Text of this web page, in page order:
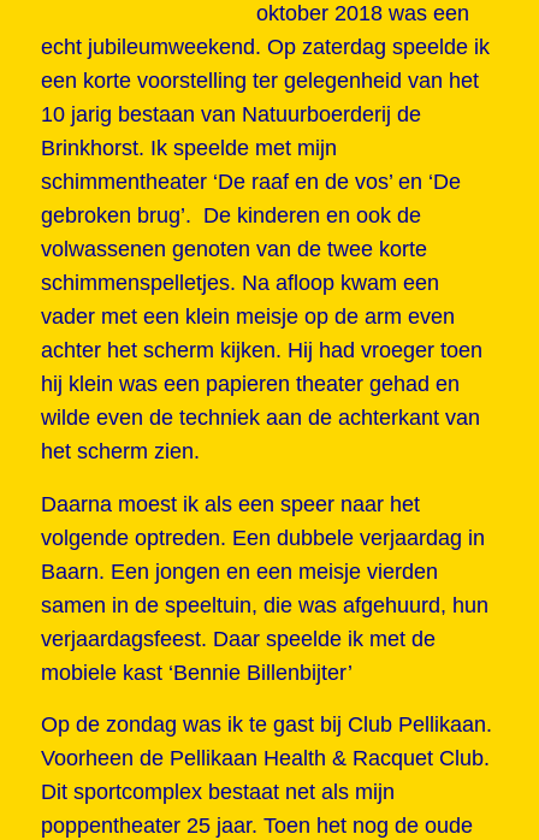
oktober 2018 was een
echt jubileumweekend. Op zaterdag speelde ik
een korte voorstelling ter gelegenheid van het
10 jarig bestaan van Natuurboerderij de
Brinkhorst. Ik speelde met mijn
schimmentheater ‘De raaf en de vos’ en ‘De
gebroken brug’. De kinderen en ook de
volwassenen genoten van de twee korte
schimmenspelletjes. Na afloop kwam een
vader met een klein meisje op de arm even
achter het scherm kijken. Hij had vroeger toen
hij klein was een papieren theater gehad en
wilde even de techniek aan de achterkant van
het scherm zien.
Daarna moest ik als een speer naar het
volgende optreden. Een dubbele verjaardag in
Baarn. Een jongen en een meisje vierden
samen in de speeltuin, die was afgehuurd, hun
verjaardagsfeest. Daar speelde ik met de
mobiele kast ‘Bennie Billenbijter’
Op de zondag was ik te gast bij Club Pellikaan.
Voorheen de Pellikaan Health & Racquet Club.
Dit sportcomplex bestaat net als mijn
poppentheater 25 jaar. Toen het nog de oude